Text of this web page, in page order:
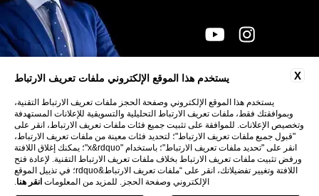
جهات الاتصال
الخصوصية
COOKIE
إمكانية الوصول
X يستخدم هذا الموقع الإلكتروني ملفات تعريف الارتباط
يستخدم هذا الموقع الإلكتروني وصفحة الحجز ملفات تعريف الارتباط التقنية،
وبموافقتك فقط، ملفات تعريف الارتباط التحليلية والتسويقية للإعلانات المستهدفة
وتخصيص الإعلانات. للموافقة على تثبيت جميع فئات ملفات تعريف الارتباط، انقر على
"قبول جميع ملفات تعريف الارتباط"؛ لتحديد فئات معينة من ملفات تعريف الارتباط،
انقر على "تحديد ملفات تعريف الارتباط"؛ باستخدام "x&rdquo"؛ يمكنك إغلاق اللافتة
ورفض تثبيت ملفات تعريف الارتباط بخلاف ملفات تعريف الارتباط التقنية. لإعادة فتح
اللافتة وتغيير تفضيلاتك، انقر على “ملفات تعريف الارتباط&rdquo؛ في تذييل الموقع
الإلكتروني وصفحة الحجز. للمزيد من المعلومات انقر هنا.